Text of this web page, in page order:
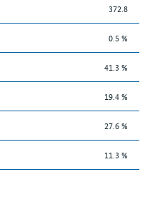
372.8
0.5 %
41.3 %
19.4 %
27.6 %
11.3 %